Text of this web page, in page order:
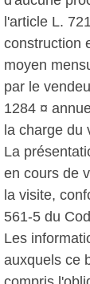
l'article L.
construction
moyen
par le
1284 ¤
la charge du
La
en cours de
la visite,
561-5 du
Les
auxquels ce